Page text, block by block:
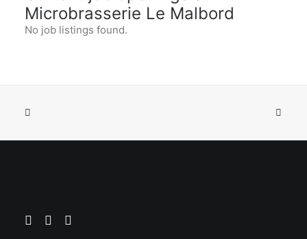
Microbrasserie Le Malbord
No job listings found.